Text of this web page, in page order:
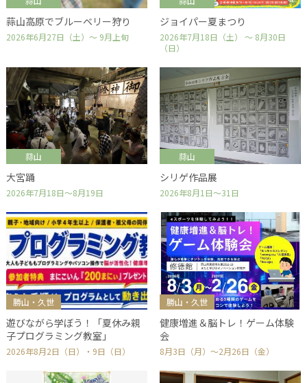
蒜山高原でブルーベリー狩り
2026年6月27日（土）～ 9月上旬
ジョイパー夏まつり
2026年7月18日（土） ～ 8月30日
（日）
蒜山
大宮踊
2026年7月18日～8月19日
蒜山
シリゲ作品展
2026年8月1日～31日
勝山・久世
遊びながら学ぼう！「夏休み親
子プログラミング教室」
2026年8月2日（日）・9日（日）
勝山・久世
健康増進＆脳トレ！ゲーム体験
会
8月3日（月）～2月26日（金）